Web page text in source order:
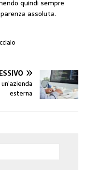
quindi sempre
assoluta.
esterna